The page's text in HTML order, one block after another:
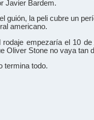
Javier Bardem.
guión, la peli cubre un
americano.
rodaje empezaría el 10
Oliver Stone no vaya tan
termina todo.